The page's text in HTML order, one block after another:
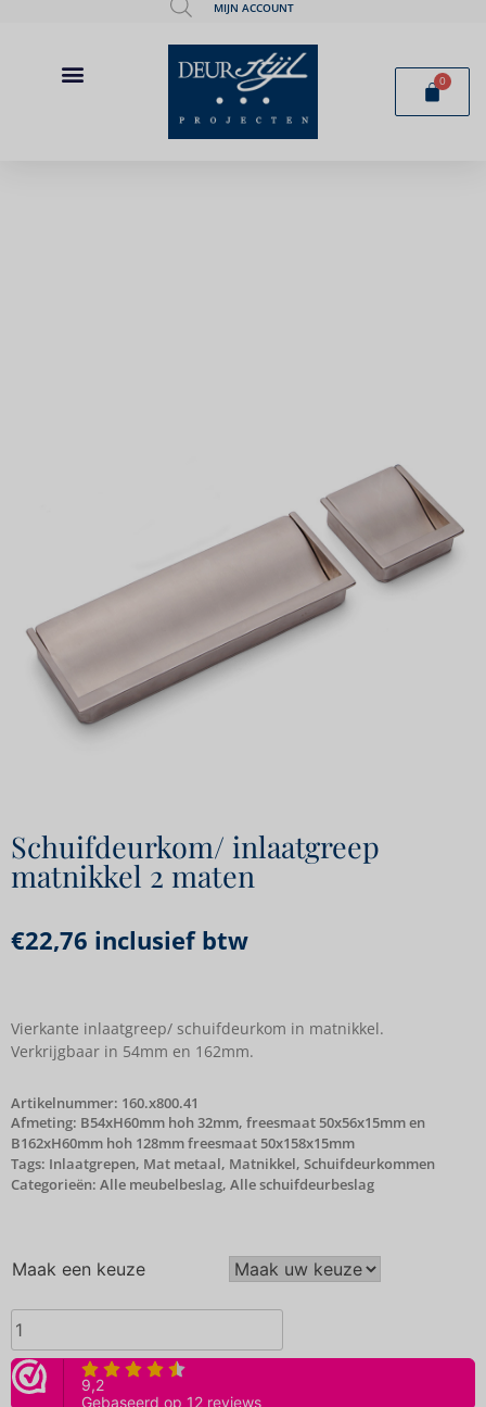
MIJN ACCOUNT
0
Schuifdeurkom/ inlaatgreep
matnikkel 2 maten
€22,76 inclusief btw
Vierkante inlaatgreep/ schuifdeurkom in matnikkel.
Verkrijgbaar in 54mm en 162mm.
Artikelnummer: 160.x800.41
Afmeting: B54xH60mm hoh 32mm, freesmaat 50x56x15mm en
B162xH60mm hoh 128mm freesmaat 50x158x15mm
Tags: Inlaatgrepen, Mat metaal, Matnikkel, Schuifdeurkommen
Categorieën: Alle meubelbeslag, Alle schuifdeurbeslag
Maak een keuze